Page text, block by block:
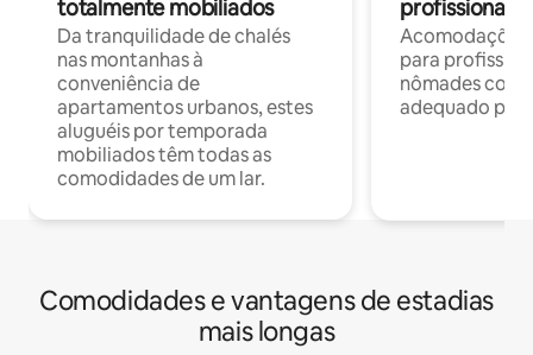
totalmente mobiliados
Da tranquilidade de chalés
nas montanhas à
conveniência de
apartamentos urbanos, estes
aluguéis por temporada
mobiliados têm todas as
comodidades de um lar.
profissionais
para
nômades com
adequado
Comodidades e vantagens de estadias
mais longas